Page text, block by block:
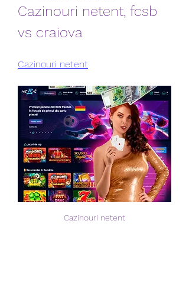
Cazinouri netent, fcsb
vs craiova
Cazinouri netent
Cazinouri netent